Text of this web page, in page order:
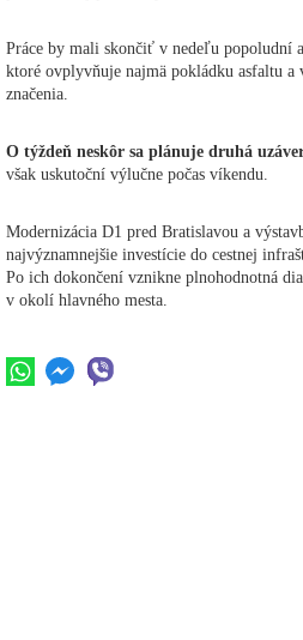
Práce by mali skončiť v nedeľu popoludní
ktoré ovplyvňuje najmä pokládku asfaltu a
značenia.
O týždeň neskôr sa plánuje druhá
však uskutoční výlučne počas víkendu.
Modernizácia D1 pred Bratislavou a
najvýznamnejšie investície do cestnej
Po ich dokončení vznikne plnohodnotná
v okolí hlavného mesta.